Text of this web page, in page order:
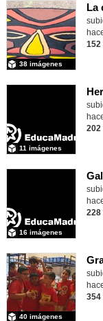
38 imágenes
152
11 imágenes
202
16 imágenes
228
40 imágenes
354